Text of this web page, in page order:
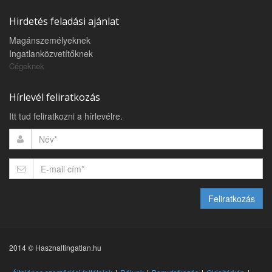
Hirdetés feladási ajánlat
Magánszemélyeknek
Ingatlanközvetítőknek
Cégeknek
Hírlevél feliratkozás
Itt tud feliratkozni a hírlevélre.
Feliratkozás
2014 © Hasznaltingatlan.hu